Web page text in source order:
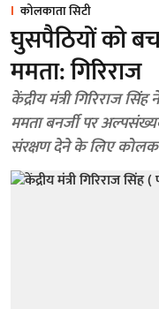
कोलकाता सिटी
घुसपैठियों को
ममता: गिरिराज
केंद्रीय मंत्री गिरिराज
ममता बनर्जी पर
संरक्षण देने के लिए